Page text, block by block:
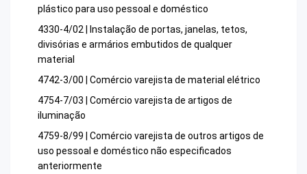
plástico para uso pessoal e doméstico
4330-4/02 | Instalação de portas, janelas, tetos,
divisórias e armários embutidos de qualquer
material
4742-3/00 | Comércio varejista de material elétrico
4754-7/03 | Comércio varejista de artigos de
iluminação
4759-8/99 | Comércio varejista de outros artigos de
uso pessoal e doméstico não especificados
anteriormente